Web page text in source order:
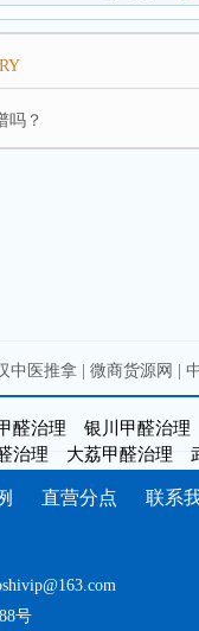
吗？
中医推拿 微商货源网
醛治理 银川甲醛治理
治理 大荔甲醛治理
直营分点 联系
号